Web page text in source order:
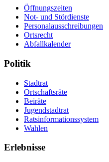
Öffnungszeiten
Not- und Stördienste
Personalausschreibungen
Ortsrecht
Abfallkalender
Politik
Stadtrat
Ortschaftsräte
Beiräte
Jugendstadtrat
Ratsinformationssystem
Wahlen
Erlebnisse